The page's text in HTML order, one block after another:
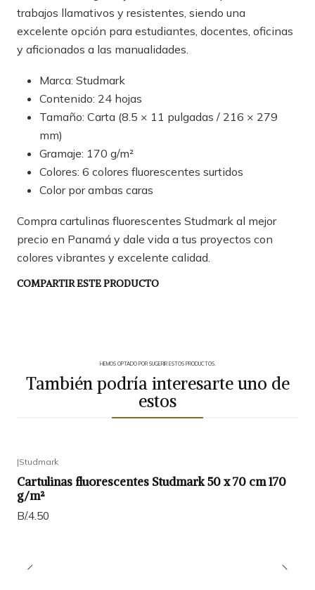
trabajos llamativos y resistentes, siendo una
excelente opción para estudiantes, docentes, oficinas
y aficionados a las manualidades.
Marca: Studmark
Contenido: 24 hojas
Tamaño: Carta (8.5 × 11 pulgadas / 216 × 279
mm)
Gramaje: 170 g/m²
Colores: 6 colores fluorescentes surtidos
Color por ambas caras
Compra cartulinas fluorescentes Studmark al mejor
precio en Panamá y dale vida a tus proyectos con
colores vibrantes y excelente calidad.
COMPARTIR ESTE PRODUCTO
HEMOS OPTADO POR SUGERIR ESTOS PRODUCTOS.
También podría interesarte uno de
estos
|Studmark
Cartulinas fluorescentes Studmark 50 x 70 cm 170
g/m²
B/.4.50